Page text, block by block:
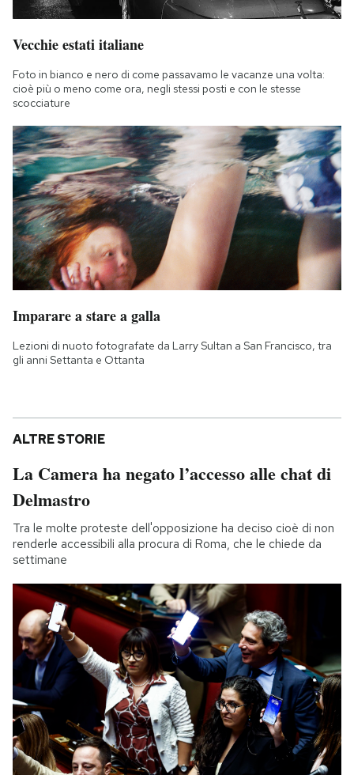
Vecchie estati italiane
Foto in bianco e nero di come passavamo le vacanze una volta:
cioè più o meno come ora, negli stessi posti e con le stesse
scocciature
Imparare a stare a galla
Lezioni di nuoto fotografate da Larry Sultan a San Francisco, tra
gli anni Settanta e Ottanta
ALTRE STORIE
La Camera ha negato l’accesso alle chat di
Delmastro
Tra le molte proteste dell'opposizione ha deciso cioè di non
renderle accessibili alla procura di Roma, che le chiede da
settimane